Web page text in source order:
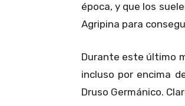
época, y que los
Agripina para
Durante este último
incluso por encima
Druso Germánico.